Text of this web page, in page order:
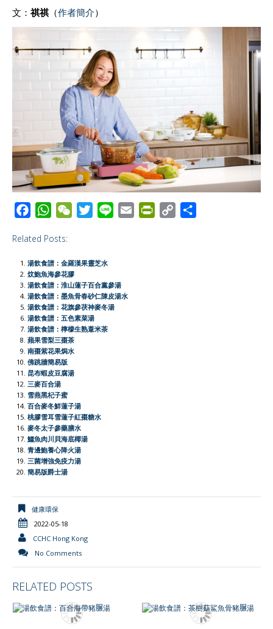
文： 祺祺 （作者簡介）
c
e
b
o
o
k
W
a
t
s
A
p
p
W
h
a
t
t
e
r
Related Posts:
湯飲食譜：金羅漢果靈芝水
炆鮑魚海參花膠
湯飲食譜：淮山蓮子百合黨參湯
湯飲食譜：墨魚骨春砂仁陳皮湯水
湯飲食譜：花旗參茯神麥冬湯
湯飲食譜：五色素菜湯
湯飲食譜：檸檬生熟薏米茶
蘋果雪梨三棗茶
南棗紫花果焗水
佛跳牆簡易版
昆布蝦皮豆腐湯
三麥百合湯
雪燕黑杞子蜜
百合麥冬鮮蓮子湯
桃膠雪耳雪蓮子紅棗糖水
麥冬太子參藥膳水
鱷魚肉川貝海底椰湯
青邊鮑養心降火湯
三菌增強免疫力湯
簡易版爵士湯
健康環保
2022-05-18
CCHC Hong Kong
No Comments
RELATED POSTS